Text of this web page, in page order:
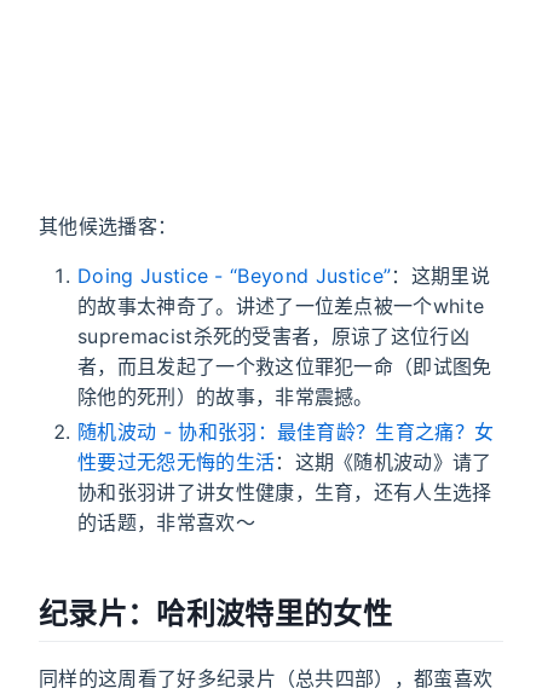
其他候选播客：
Doing Justice - “Beyond Justice”：这期里说
的故事太神奇了。讲述了一位差点被一个white
supremacist杀死的受害者，原谅了这位行凶
者，而且发起了一个救这位罪犯一命（即试图免
除他的死刑）的故事，非常震撼。
随机波动 - 协和张羽：最佳育龄？生育之痛？女
性要过无怨无悔的生活：这期《随机波动》请了
协和张羽讲了讲女性健康，生育，还有人生选择
的话题，非常喜欢～
纪录片：哈利波特里的女性
同样的这周看了好多纪录片（总共四部），都蛮喜欢